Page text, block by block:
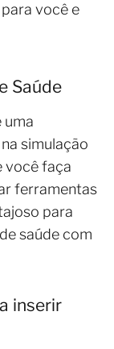
você e
Saúde
uma
simulação
você faça
ferramentas
para
saúde com
inserir